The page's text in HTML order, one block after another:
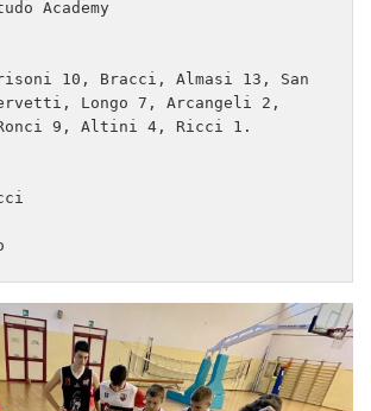
Academy
10, Bracci, Almasi 13, San
Longo 7, Arcangeli 2,
9, Altini 4, Ricci 1.